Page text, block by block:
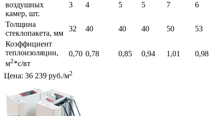
воздушных
камер, шт.
3 4 5 5 7 6
Толщина
стеклопакета, мм
32 40 40 40 50
53
Коэффициент
теплоизоляции,
м2*с/вт
0,70 0,78 0,85 0,94 1,01 0,98
Цена: 36 239 руб./м2